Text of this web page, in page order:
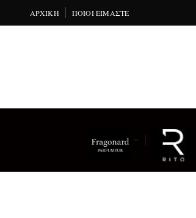
ΑΡΧΙΚΉ ΠΟΙΟΙ ΕΊΜΑΣΤΕ